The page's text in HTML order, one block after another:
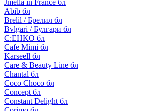
Jmella in France бл
Abib бл
Brelil / Брелил бл
Bvlgari / Булгари бл
C:EHKO бл
Cafe Mimi бл
Karseell бл
Care & Beauty Line бл
Chantal бл
Coco Choco бл
Concept бл
Constant Delight бл